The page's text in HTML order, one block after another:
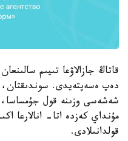
قاتاڭ جازالاۋعا تىيىم
دەپ ەسەپتەيدى. سوندىقتان،
شەشەسى وزىنە قول جۇمساسا،
مۇنداي كەزدە اتا- انالارعا
قولدانىلادى.